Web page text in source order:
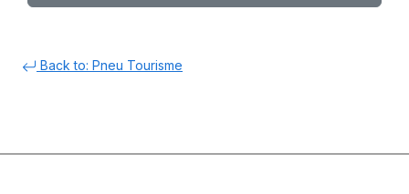
Back to: Pneu Tourisme